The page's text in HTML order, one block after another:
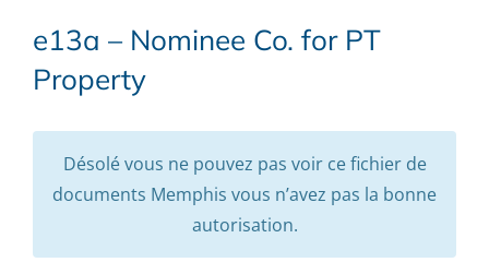
e13a – Nominee Co. for PT
Property
Désolé vous ne pouvez pas voir ce fichier de
documents Memphis vous n’avez pas la bonne
autorisation.